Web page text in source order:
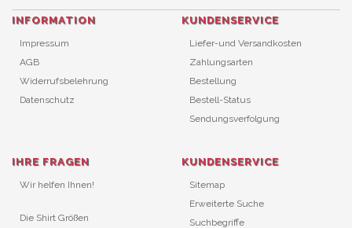
INFORMATION
Impressum
AGB
Widerrufsbelehrung
Datenschutz
KUNDENSERVICE
Liefer-und Versandkosten
Zahlungsarten
Bestellung
Bestell-Status
Sendungsverfolgung
IHRE FRAGEN
Wir helfen Ihnen!
Die Shirt Größen
KUNDENSERVICE
Sitemap
Erweiterte Suche
Suchbegriffe